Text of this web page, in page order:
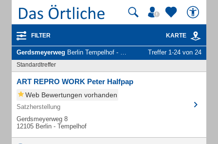
FILTER KARTE
Gerdsmeyerweg Berlin Tempelhof - Unternehmen und Personen Treffer 1-24 von 24
Standardtreffer
ART REPRO WORK Peter Halfpap
Web Bewertungen vorhanden
Satzherstellung
Gerdsmeyerweg 8
12105 Berlin - Tempelhof